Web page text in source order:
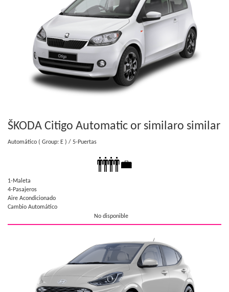
ŠKODA Citigo Automatic or similaro similar
Automático ( Group: E ) / 5-Puertas
1-Maleta
4-Pasajeros
Aire Acondicionado
Cambio Automático
No disponible